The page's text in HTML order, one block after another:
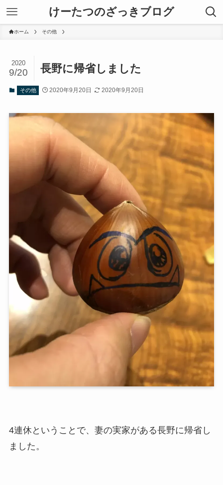
けーたつのざっきブログ
ホーム その他
長野に帰省しました
2020
9/20
その他 2020年9月20日 2020年9月20日
4連休ということで、妻の実家がある長野に帰省し
ました。